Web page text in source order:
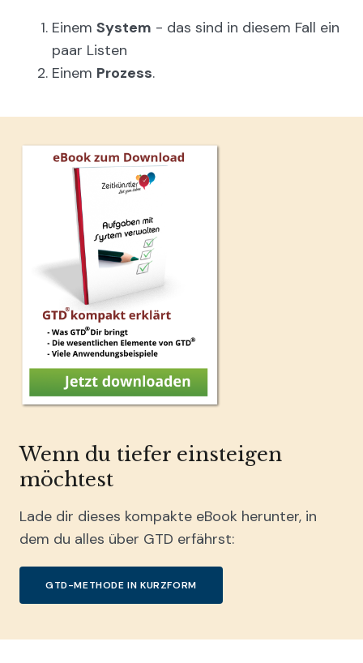
Einem System - das sind in diesem Fall ein
paar Listen
Einem Prozess.
Wenn du tiefer einsteigen
möchtest
Lade dir dieses kompakte eBook herunter, in
dem du alles über GTD erfährst:
GTD-METHODE IN KURZFORM